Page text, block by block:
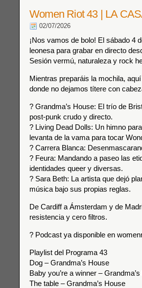
Women Riot 43 | LA
02/07/2026
¡Nos vamos de bolo! El sábado 4
leonesa para grabar en directo
Sesión vermú, naturaleza y rock
Mientras preparáis la mochila,
donde no dejamos títere con
? Grandma’s House: El trío de
post-punk crudo y directo.
? Living Dead Dolls: Un himno
levanta de la vama para tocar
? Carrera Blanca:
? Feura: Mandando a paseo las
identidades queer y diversas.
? Sara Beth: La artista que dejó
música bajo sus propias reglas.
De Cardiff a Ámsterdam y de
resistencia y cero filtros.
? Podcast ya disponible en
Playlist del Programa 43
Dog – Grandma’s House
Baby you’re a winner –
The table – Grandma’s House